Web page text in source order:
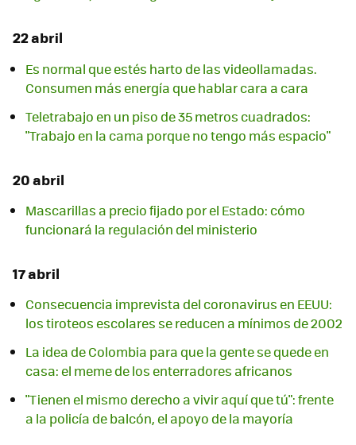
22 abril
Es normal que estés harto de las videollamadas.
Consumen más energía que hablar cara a cara
Teletrabajo en un piso de 35 metros cuadrados:
"Trabajo en la cama porque no tengo más espacio"
20 abril
Mascarillas a precio fijado por el Estado: cómo
funcionará la regulación del ministerio
17 abril
Consecuencia imprevista del coronavirus en EEUU:
los tiroteos escolares se reducen a mínimos de 2002
La idea de Colombia para que la gente se quede en
casa: el meme de los enterradores africanos
"Tienen el mismo derecho a vivir aquí que tú": frente
a la policía de balcón, el apoyo de la mayoría